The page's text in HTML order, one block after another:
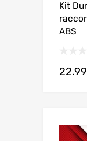
Kit
ABS
22.99